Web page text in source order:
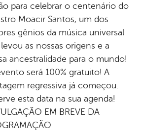
para celebrar o centenário do
Moacir Santos, um dos
gênios da música universal
as nossas origens e a
ancestralidade para o mundo!
será 100% gratuito! A
regressiva já começou.
esta data na sua agenda!
EM BREVE DA